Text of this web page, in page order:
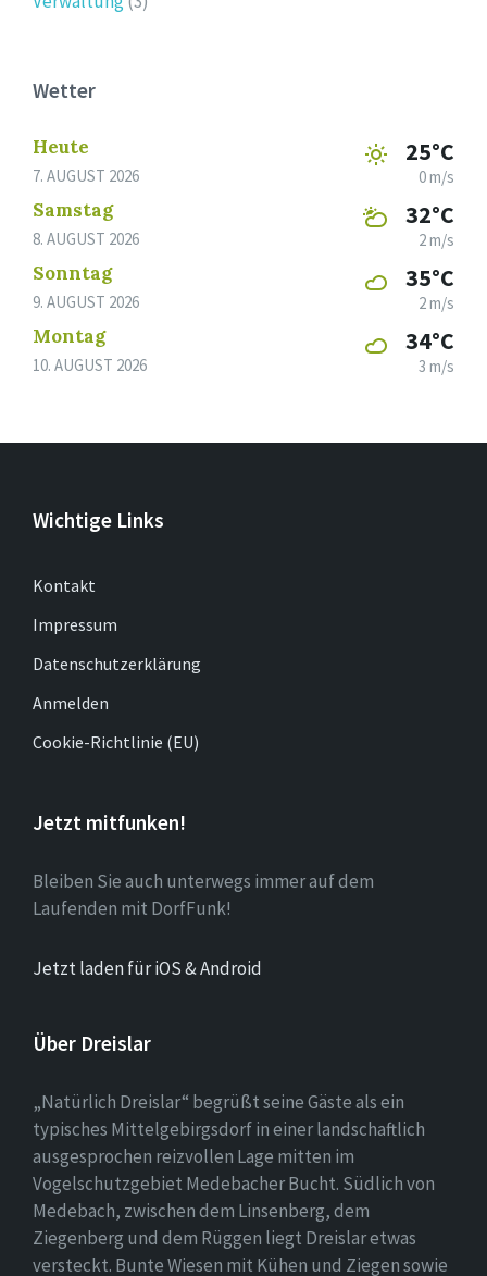
Wetter
Heute
7. AUGUST 2026
25°C
0 m/s
Samstag
8. AUGUST 2026
32°C
2 m/s
Sonntag
9. AUGUST 2026
35°C
2 m/s
Montag
10. AUGUST 2026
34°C
3 m/s
Wichtige Links
Kontakt
Impressum
Datenschutzerklärung
Anmelden
Cookie-Richtlinie (EU)
Jetzt mitfunken!
Bleiben Sie auch unterwegs immer auf dem
Laufenden mit DorfFunk!
Jetzt laden für iOS & Android
Über Dreislar
„Natürlich Dreislar“ begrüßt seine Gäste als ein
typisches Mittelgebirgsdorf in einer landschaftlich
ausgesprochen reizvollen Lage mitten im
Vogelschutzgebiet Medebacher Bucht. Südlich von
Medebach, zwischen dem Linsenberg, dem
Ziegenberg und dem Rüggen liegt Dreislar etwas
versteckt. Bunte Wiesen mit Kühen und Ziegen sowie